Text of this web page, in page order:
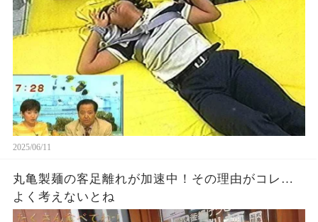
2025/06/11
丸亀製麺の客足離れが加速中！その理由がコレ…
よく考えないとね